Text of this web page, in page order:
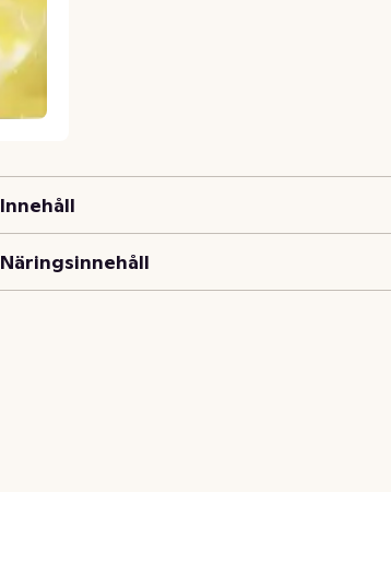
Innehåll
Näringsinnehåll